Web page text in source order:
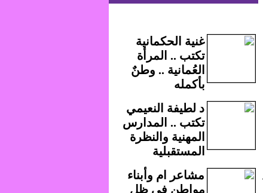
غنية الحكمانية
تكتب .. المرأة
العُمانية .. وطنٌ
بأكمله
د لطيفة النعيمي
تكتب .. المدارس
المهنية والنظرة
المستقبلية
مشاعر ام وأبناء
مواطن في ظل